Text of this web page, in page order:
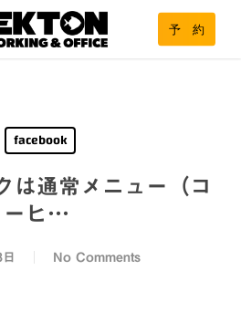
予 約
facebook
は通常メニュー（コ
ーヒ…
No Comments